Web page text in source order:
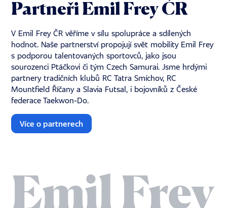
Partneři Emil Frey ČR
V Emil Frey ČR věříme v sílu spolupráce a sdílených
hodnot. Naše partnerství propojují svět mobility Emil Frey
s podporou talentovaných sportovců, jako jsou
sourozenci Ptáčkovi či tým Czech Samurai. Jsme hrdými
partnery tradičních klubů RC Tatra Smíchov, RC
Mountfield Říčany a Slavia Futsal, i bojovníků z České
federace Taekwon-Do.
Více o partnerech